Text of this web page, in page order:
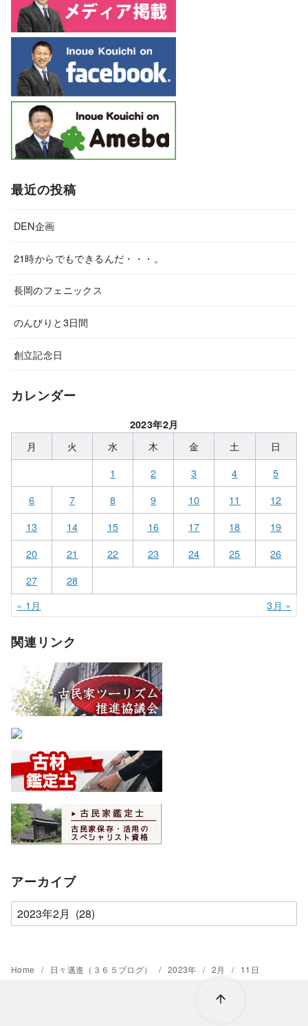
最近の投稿
DEN企画
21時からでもできるんだ・・・。
長岡のフェニックス
のんびりと3日間
創立記念日
カレンダー
2023年2月
月 火 水 木 金 土
日
1
2 3 4
5
6
7 8 9 10 11
12
13
14 15 16 17 18
19
20
21 22 23 24 25
26
27
28
« 1月
3月 »
関連リンク
アーカイブ
ア
ー
イ
Home 日々邁進（３６５ブログ） 2023年 2月 11日